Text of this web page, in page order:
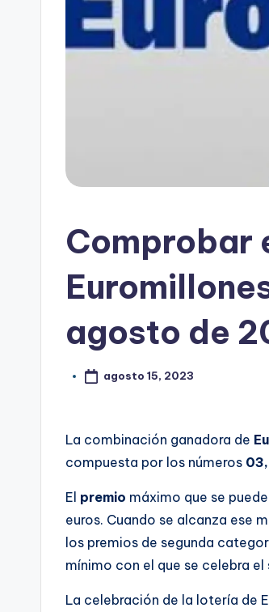
Comprobar
agosto de
agosto 15, 2023
La combinación ganadora de
compuesta por los números
El premio máximo que se
euros. Cuando se alcanza ese
los premios de segunda
mínimo con el que se celebra
La celebración de la lotería de